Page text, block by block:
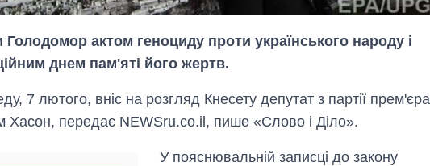
Голодомор актом геноциду проти українського народу і
днем ​​пам'яті його жертв.
7 лютого, вніс на розгляд Кнесету депутат з партії прем'єра
Хасон, передає NEWSru.co.il, пише «Слово і Діло».
У пояснювальній записці до закону